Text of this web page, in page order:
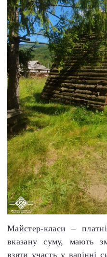
Майстер-класи –
вказану суму, мають
взяти участь у варінні